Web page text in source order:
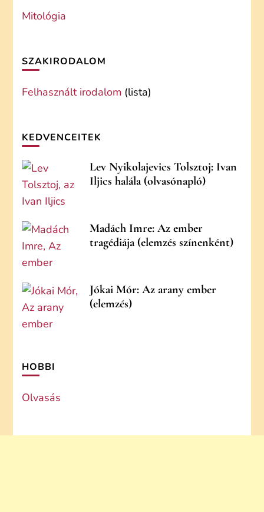
Mitológia
SZAKIRODALOM
Felhasznált irodalom (lista)
KEDVENCEITEK
Lev Nyikolajevics Tolsztoj: Ivan
Iljics halála (olvasónapló)
Madách Imre: Az ember
tragédiája (elemzés színenként)
Jókai Mór: Az arany ember
(elemzés)
HOBBI
Olvasás